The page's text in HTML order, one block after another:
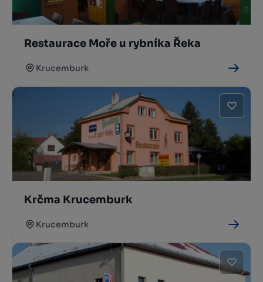
Restaurace Moře u rybníka Řeka
Krucemburk
Krčma Krucemburk
Krucemburk